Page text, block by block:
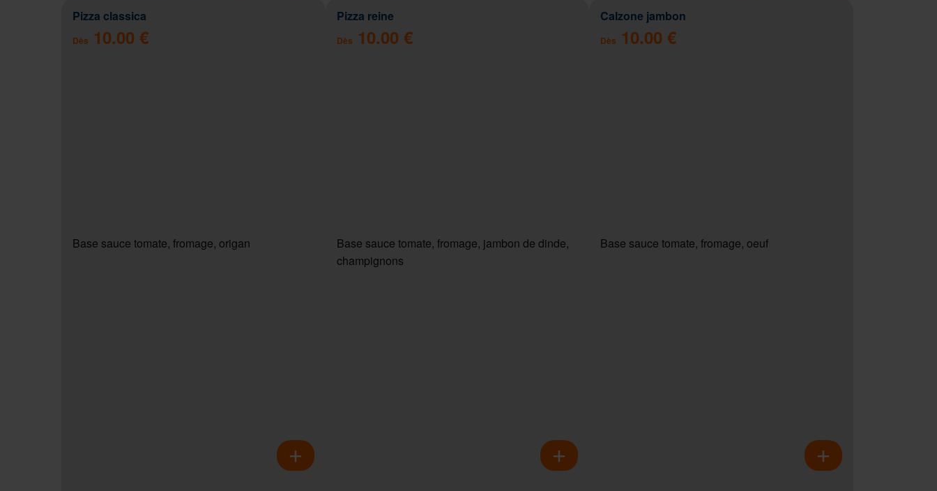
Pizza classica
Dès 10.00 €
Base sauce tomate, fromage, origan
Pizza reine
Dès 10.00 €
Base sauce tomate, fromage, jambon de dinde,
champignons
Calzone jambon
Dès 10.00 €
Base sauce tomate, fromage, oeuf